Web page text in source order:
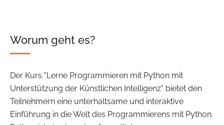
Worum geht es?
Der Kurs "Lerne Programmieren mit Python mit
Unterstützung der Künstlichen Intelligenz" bietet den
Teilnehmern eine unterhaltsame und interaktive
Einführung in die Welt des Programmierens mit Python.